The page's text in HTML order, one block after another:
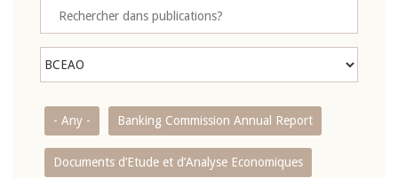
- Any - Banking Commission Annual Report
Documents d’Etude et d’Analyse Economiques